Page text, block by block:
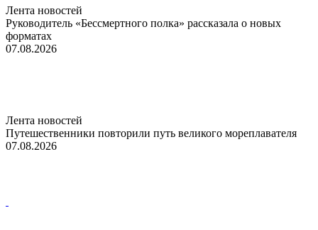
Лента новостей
Руководитель «Бессмертного полка» рассказала о новых
форматах
07.08.2026
Лента новостей
Путешественники повторили путь великого мореплавателя
07.08.2026